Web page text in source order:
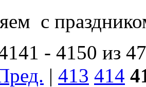
с
- 4150 из
| 413 414